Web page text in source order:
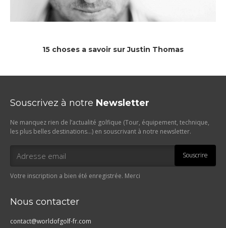
15 choses a savoir sur Justin Thomas
Souscrivez à notre Newsletter
Ne manquez rien de l’actualité golfique (Tour, équipement, technique,
les plus belles destinations…) en souscrivant à notre newsletter.
Souscrire
Votre inscription a bien été enregistrée. Merci
Nous contacter
contact@worldofgolf-fr.com